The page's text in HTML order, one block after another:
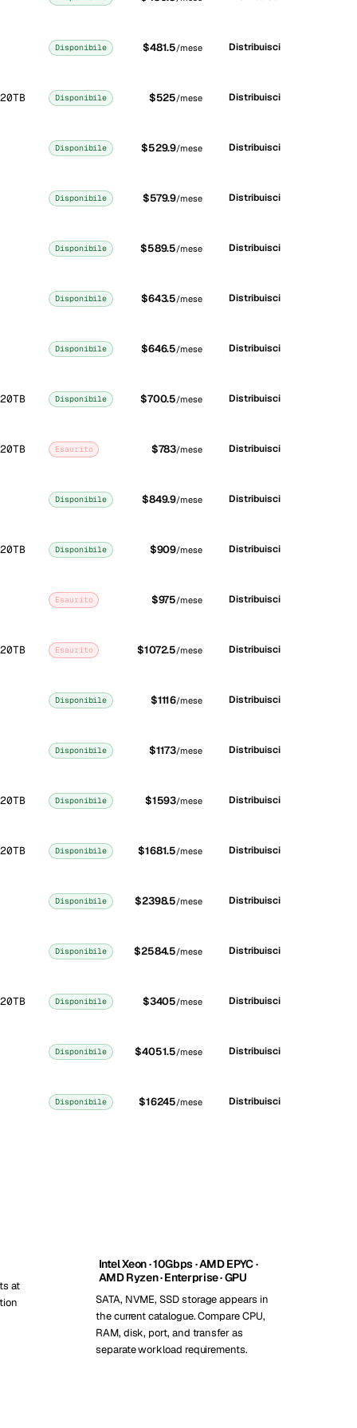
Disponibile $481.5/mese Distribuisci
Disponibile $525/mese Distribuisci
Disponibile $529.9/mese Distribuisci
Disponibile $579.9/mese Distribuisci
Disponibile $589.5/mese Distribuisci
Disponibile $643.5/mese Distribuisci
Disponibile $646.5/mese Distribuisci
Disponibile $700.5/mese Distribuisci
Esaurito $783/mese Distribuisci
Disponibile $849.9/mese Distribuisci
Disponibile $909/mese Distribuisci
Esaurito $975/mese Distribuisci
Esaurito $1072.5/mese Distribuisci
Disponibile $1116/mese Distribuisci
Disponibile $1173/mese Distribuisci
Disponibile $1593/mese Distribuisci
Disponibile $1681.5/mese Distribuisci
Disponibile $2398.5/mese Distribuisci
Disponibile $2584.5/mese Distribuisci
Disponibile $3405/mese Distribuisci
Disponibile $4051.5/mese Distribuisci
Disponibile $16245/mese Distribuisci
at
Intel Xeon · 10Gbps · AMD EPYC ·
AMD Ryzen · Enterprise · GPU
SATA, NVME, SSD storage appears in
the current catalogue. Compare CPU,
RAM, disk, port, and transfer as
separate workload requirements.